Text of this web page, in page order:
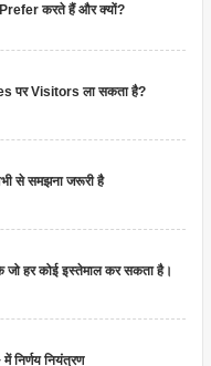
करते हैं और क्यों?
पर Visitors ला सकता है?
से समझना जरूरी है
जो हर कोई इस्तेमाल कर सकता है।
नियंत्रण